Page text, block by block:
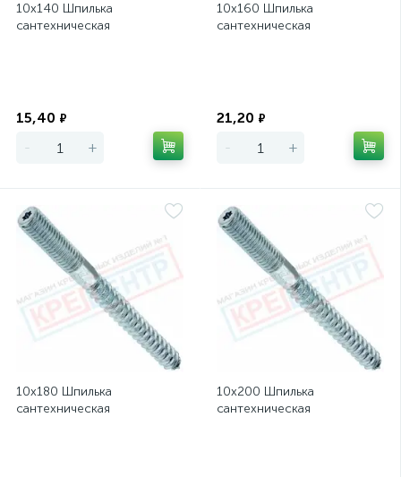
10х140 Шпилька
сантехническая
15,40 ₽
- +
10х160 Шпилька
сантехническая
21,20 ₽
- +
10х180 Шпилька
сантехническая
10х200 Шпилька
сантехническая